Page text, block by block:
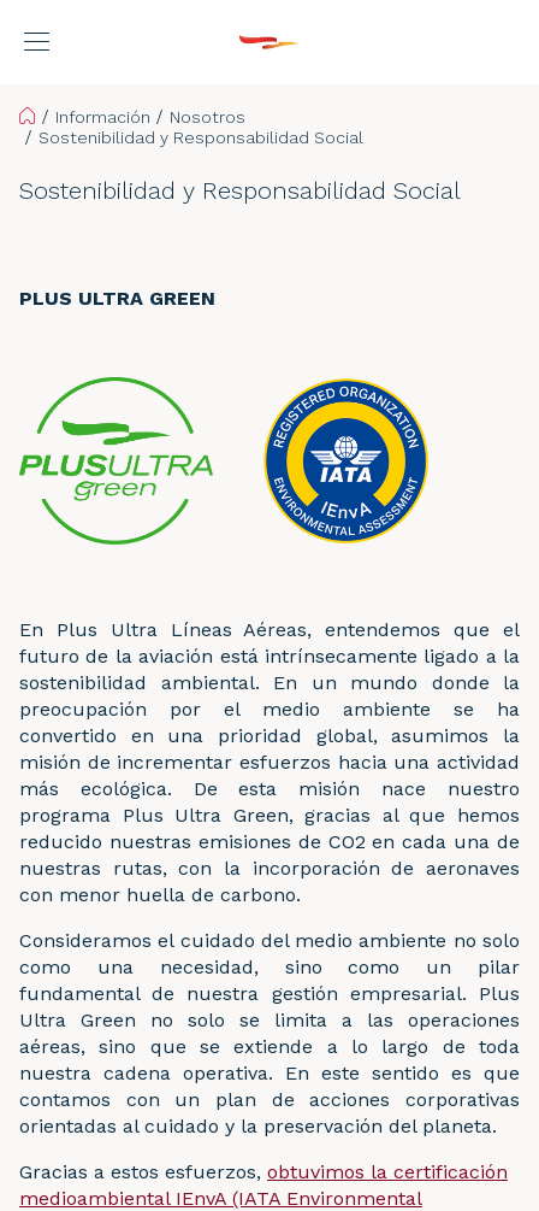
Home
Información
Nosotros
Sostenibilidad y Responsabilidad Social
Sostenibilidad y Responsabilidad Social
PLUS ULTRA GREEN
En Plus Ultra Líneas Aéreas, entendemos que el
futuro de la aviación está intrínsecamente ligado a la
sostenibilidad ambiental. En un mundo donde la
preocupación por el medio ambiente se ha
convertido en una prioridad global, asumimos la
misión de incrementar esfuerzos hacia una actividad
más ecológica. De esta misión nace nuestro
programa Plus Ultra Green, gracias al que hemos
reducido nuestras emisiones de CO2 en cada una de
nuestras rutas, con la incorporación de aeronaves
con menor huella de carbono.
Consideramos el cuidado del medio ambiente no solo
como una necesidad, sino como un pilar
fundamental de nuestra gestión empresarial. Plus
Ultra Green no solo se limita a las operaciones
aéreas, sino que se extiende a lo largo de toda
nuestra cadena operativa. En este sentido es que
contamos con un plan de acciones corporativas
orientadas al cuidado y la preservación del planeta.
Gracias a estos esfuerzos, obtuvimos la certificación
medioambiental IEnvA (IATA Environmental